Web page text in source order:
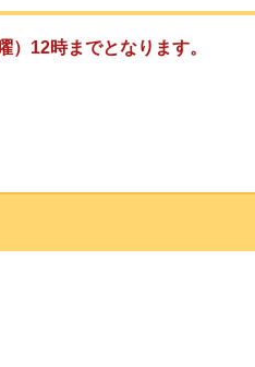
12時までとなります。